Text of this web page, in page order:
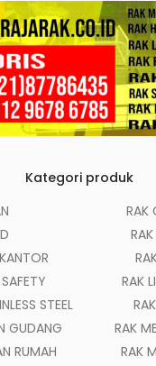
Kategori produk
STEEL
GUDANG
RUMAH
RAK
RAK
RAK
RAK